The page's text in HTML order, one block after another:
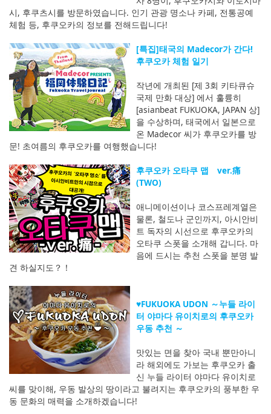
시, 후쿠츠시를 방문하였습니다. 인기 관광 명소나 카페, 전통공예
체험 등, 후쿠오카의 정보를 전해드립니다!
[특집]태국의 Madecor가 간다!
후쿠오카 체험 일기
작년에 개최된 [제 3회 키타큐슈
국제 만화 대상] 에서 훌륭히
[asianbeat FUKUOKA, JAPAN 상]
을 수상하며, 태국에서 일본으로
온 Madecor 씨가 후쿠오카를 방
문! 초여름의 후쿠오카를 여행했습니다!
후쿠오카 오타쿠 맵 ver.痛
(TWO)
애니메이션이나 코스프레계열은
물론, 철도나 군인까지, 아시안비
트 독자의 시선으로 후쿠오카의
오타쿠 스폿을 소개해 갑니다. 마
음에 드시는 추천 스폿을 분명 발
견 하실지도？！
♥FUKUOKA UDON ～누들 라이
터 야마다 유이치로의 후쿠오카
우동 추천 ～
맛있는 면을 찾아 국내 뿐만아니
라 해외에도 가보는 후쿠오카 출
신 누들 라이터 야마다 유이치로
씨를 맞이해, 우동 발상의 땅이라고 불려지는 후쿠오카의 풍부한 우
동 문화의 매력을 소개하겠습니다!